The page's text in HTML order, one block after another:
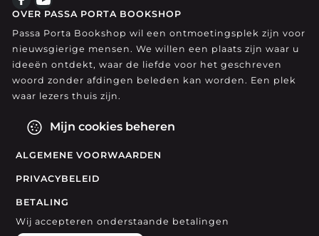
OVER PASSA PORTA BOOKSHOP
Passa Porta Bookshop wil een ontmoetingsplek zijn voor
nieuwsgierige mensen. We willen een plaats zijn waar u
ideeën ontdekt, waar de liefde voor het geschreven
woord zonder afdingen beleden kan worden. Een plek
waar lezers thuis zijn.
Mijn cookies beheren
ALGEMENE VOORWAARDEN
PRIVACYBELEID
BETALING
Wij accepteren onderstaande betalingen